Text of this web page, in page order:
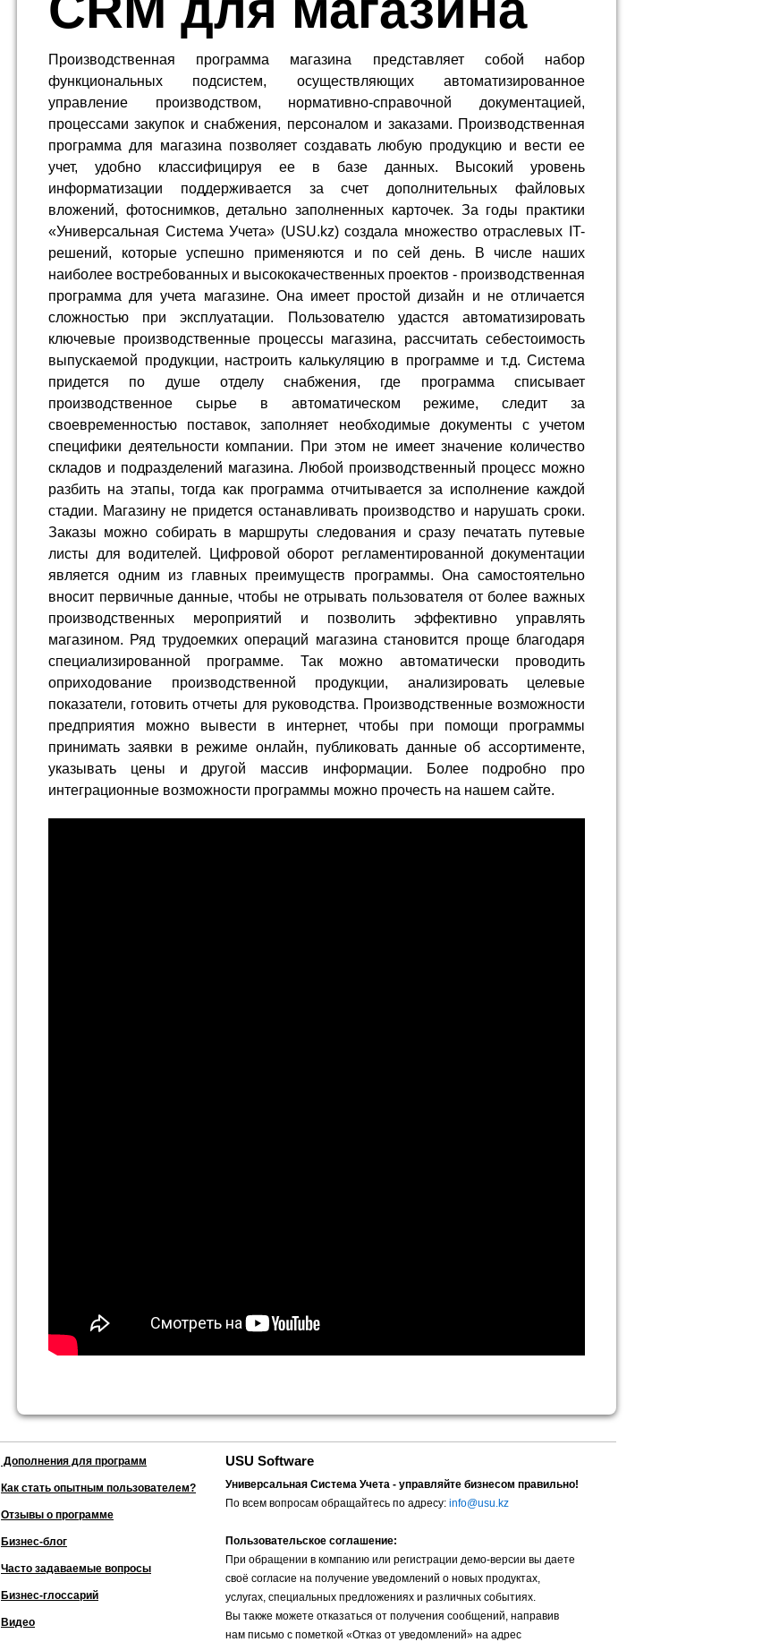
Производственная программа магазина представляет собой набор
функциональных подсистем, осуществляющих автоматизированное
управление производством, нормативно-справочной документацией,
процессами закупок и снабжения, персоналом и заказами. Производственная
программа для магазина позволяет создавать любую продукцию и вести ее
учет, удобно классифицируя ее в базе данных. Высокий уровень
информатизации поддерживается за счет дополнительных файловых
вложений, фотоснимков, детально заполненных карточек. За годы практики
«Универсальная Система Учета» (USU.kz) создала множество отраслевых IT-
решений, которые успешно применяются и по сей день. В числе наших
наиболее востребованных и высококачественных проектов - производственная
программа для учета магазине. Она имеет простой дизайн и не отличается
сложностью при эксплуатации. Пользователю удастся автоматизировать
ключевые производственные процессы магазина, рассчитать себестоимость
выпускаемой продукции, настроить калькуляцию в программе и т.д. Система
придется по душе отделу снабжения, где программа списывает
производственное сырье в автоматическом режиме, следит за
своевременностью поставок, заполняет необходимые документы с учетом
специфики деятельности компании. При этом не имеет значение количество
складов и подразделений магазина. Любой производственный процесс можно
разбить на этапы, тогда как программа отчитывается за исполнение каждой
стадии. Магазину не придется останавливать производство и нарушать сроки.
Заказы можно собирать в маршруты следования и сразу печатать путевые
листы для водителей. Цифровой оборот регламентированной документации
является одним из главных преимуществ программы. Она самостоятельно
вносит первичные данные, чтобы не отрывать пользователя от более важных
производственных мероприятий и позволить эффективно управлять
магазином. Ряд трудоемких операций магазина становится проще благодаря
специализированной программе. Так можно автоматически проводить
оприходование производственной продукции, анализировать целевые
показатели, готовить отчеты для руководства. Производственные возможности
предприятия можно вывести в интернет, чтобы при помощи программы
принимать заявки в режиме онлайн, публиковать данные об ассортименте,
указывать цены и другой массив информации. Более подробно про
интеграционные возможности программы можно прочесть на нашем сайте.
Дополнения для программ
Как стать опытным пользователем?
Отзывы о программе
Бизнес-блог
Часто задаваемые вопросы
Бизнес-глоссарий
Видео
USU Software
Универсальная Система Учета - управляйте бизнесом правильно!
По всем вопросам обращайтесь по адресу: info@usu.kz
Пользовательское соглашение:
При обращении в компанию или регистрации демо-версии вы даете
своё согласие на получение уведомлений о новых продуктах,
услугах, специальных предложениях и различных событиях.
Вы также можете отказаться от получения сообщений, направив
нам письмо с пометкой «Отказ от уведомлений» на адрес